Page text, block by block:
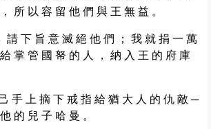
所 以 容 留 他 們 與 王 無 益 。
請 下 旨 意 滅 絕 他 們 ； 我 就 捐 一 萬
掌 管 國 帑 的 人 ， 納 入 王 的 府 庫
手 上 摘 下 戒 指 給 猶 大 人 的 仇 敵 ─
的 兒 子 哈 曼 。